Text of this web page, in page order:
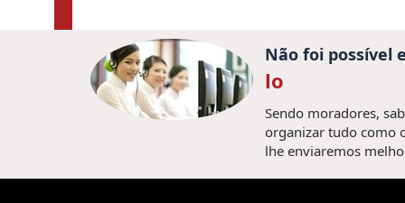
Não foi possível
lo
Sendo moradores,
organizar tudo como
lhe enviaremos